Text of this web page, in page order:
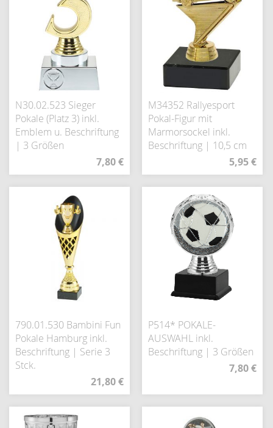
N30.02.523 Sieger
Pokale (Platz 3) inkl.
Emblem u. Beschriftung
| 3 Größen
7,80 €
M34352 Rallyesport
Pokal-Figur mit
Marmorsockel inkl.
Beschriftung | 10,5 cm
5,95 €
790.01.530 Bambini Fun
Pokale Hamburg inkl.
Beschriftung | Serie 3
Stck.
21,80 €
P514* POKALE-
AUSWAHL inkl.
Beschriftung | 3 Größen
7,80 €